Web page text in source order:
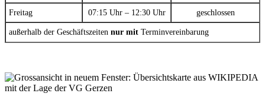
Freitag 07:15 Uhr – 12:30 Uhr geschlossen
außerhalb der Geschäftszeiten nur mit Terminvereinbarung